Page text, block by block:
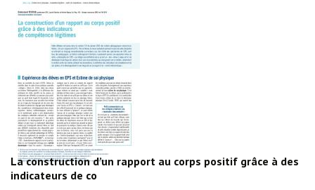
La construction d’un rapport au corps positif grâce à des
indicateurs de co